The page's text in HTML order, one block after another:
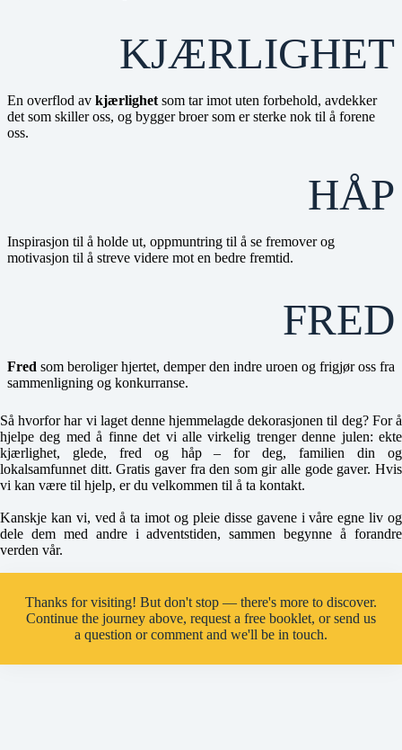
KJÆRLIGHET
En overflod av kjærlighet som tar imot uten forbehold, avdekker
det som skiller oss, og bygger broer som er sterke nok til å forene
oss.
HÅP
Inspirasjon til å holde ut, oppmuntring til å se fremover og
motivasjon til å streve videre mot en bedre fremtid.
FRED
Fred som beroliger hjertet, demper den indre uroen og frigjør oss fra
sammenligning og konkurranse.
Så hvorfor har vi laget denne hjemmelagde dekorasjonen til deg? For å
hjelpe deg med å finne det vi alle virkelig trenger denne julen: ekte
kjærlighet, glede, fred og håp – for deg, familien din og
lokalsamfunnet ditt. Gratis gaver fra den som gir alle gode gaver. Hvis
vi kan være til hjelp, er du velkommen til å ta kontakt.
Kanskje kan vi, ved å ta imot og pleie disse gavene i våre egne liv og
dele dem med andre i adventstiden, sammen begynne å forandre
verden vår.
Thanks for visiting! But don't stop — there's more to discover.
Continue the journey above, request a free booklet, or send us
a question or comment and we'll be in touch.